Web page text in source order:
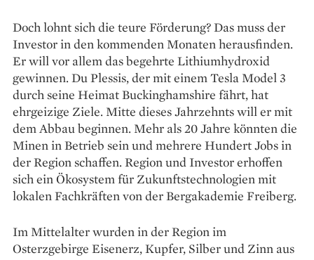
Doch lohnt sich die teure Förderung? Das muss der
Investor in den kommenden Monaten herausfinden.
Er will vor allem das begehrte Lithiumhydroxid
gewinnen. Du Plessis, der mit einem Tesla Model 3
durch seine Heimat Buckinghamshire fährt, hat
ehrgeizige Ziele. Mitte dieses Jahrzehnts will er mit
dem Abbau beginnen. Mehr als 20 Jahre könnten die
Minen in Betrieb sein und mehrere Hundert Jobs in
der Region schaffen. Re­gion und Investor erhoffen
sich ein Ökosystem für Zukunftstechnologien mit
lokalen Fachkräften von der Bergakademie Freiberg.
Im Mittelalter wurden in der Region im
Osterzgebirge Eisenerz, Kupfer, Silber und Zinn aus